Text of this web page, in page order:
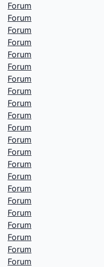
Forum
Forum
Forum
Forum
Forum
Forum
Forum
Forum
Forum
Forum
Forum
Forum
Forum
Forum
Forum
Forum
Forum
Forum
Forum
Forum
Forum
Forum